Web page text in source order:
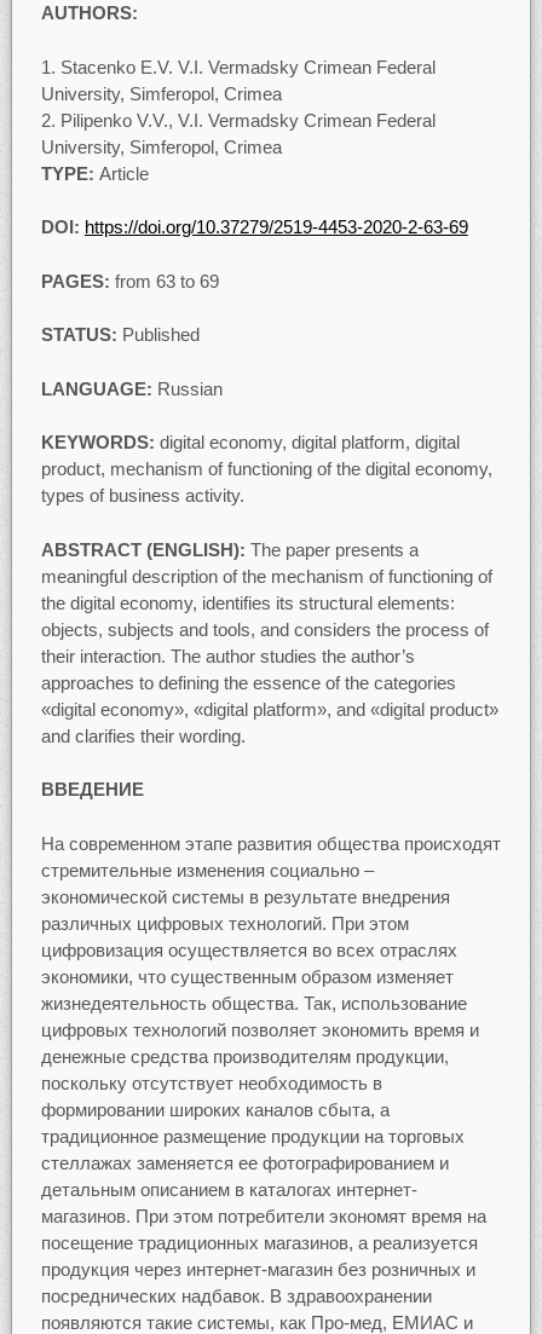
AUTHORS:
Stacenko E.V. V.I. Vermadsky Crimean Federal
University, Simferopol, Crimea
Pilipenko V.V., V.I. Vermadsky Crimean Federal
University, Simferopol, Crimea
TYPE: Article
DOI: https://doi.org/10.37279/2519-4453-2020-2-63-69
PAGES: from 63 to 69
STATUS: Published
LANGUAGE: Russian
KEYWORDS: digital economy, digital platform, digital
product, mechanism of functioning of the digital economy,
types of business activity.
ABSTRACT (ENGLISH): The paper presents a
meaningful description of the mechanism of functioning of
the digital economy, identifies its structural elements:
objects, subjects and tools, and considers the process of
their interaction. The author studies the author’s
approaches to defining the essence of the categories
«digital economy», «digital platform», and «digital product»
and clarifies their wording.
ВВЕДЕНИЕ
На современном этапе развития общества происходят
стремительные изменения социально –
экономической системы в результате внедрения
различных цифровых технологий. При этом
цифровизация осуществляется во всех отраслях
экономики, что существенным образом изменяет
жизнедеятельность общества. Так, использование
цифровых технологий позволяет экономить время и
денежные средства производителям продукции,
поскольку отсутствует необходимость в
формировании широких каналов сбыта, а
традиционное размещение продукции на торговых
стеллажах заменяется ее фотографированием и
детальным описанием в каталогах интернет-
магазинов. При этом потребители экономят время на
посещение традиционных магазинов, а реализуется
продукция через интернет-магазин без розничных и
посреднических надбавок. В здравоохранении
появляются такие системы, как Про-мед, ЕМИАС и